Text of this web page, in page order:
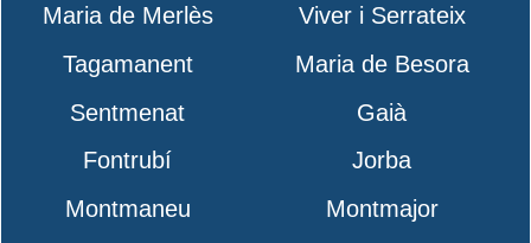
Maria de Merlès
Viver i Serrateix
Tagamanent
Maria de Besora
Sentmenat
Gaià
Fontrubí
Jorba
Montmaneu
Montmajor